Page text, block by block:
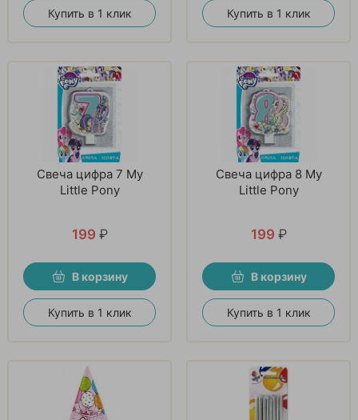
Купить в 1 клик Купить в 1 клик
Свеча цифра 7 My
Little Pony
199 ₽
В корзину
Купить в 1 клик
Свеча цифра 8 My
Little Pony
199 ₽
В корзину
Купить в 1 клик